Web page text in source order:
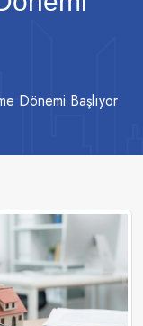
Dönemi Başlıyor